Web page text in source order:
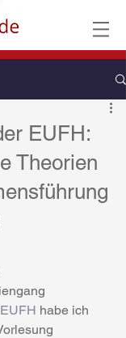
EUFH:
Theorien
EUFH habe ich